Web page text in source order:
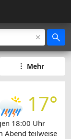
Mehr
17°
18:00 Uhr
Abend teilweise